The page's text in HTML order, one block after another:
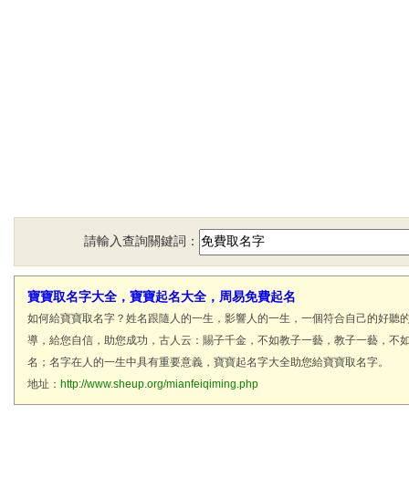
請輸入查詢關鍵詞：
寶寶取名字大全，寶寶起名大全，周易免費起名
如何給寶寶取名字？姓名跟隨人的一生，影響人的一生，一個符合自己的好聽
導，給您自信，助您成功，古人云：賜子千金，不如教子一藝，教子一藝，不
名；名字在人的一生中具有重要意義，寶寶起名字大全助您給寶寶取名字。
地址： http://www.sheup.org/mianfeiqiming.php